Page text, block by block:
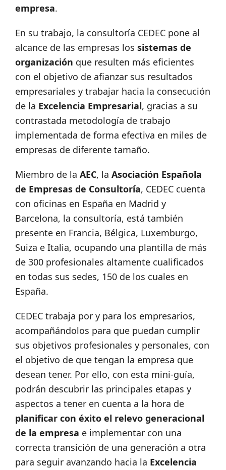
empresa.
En su trabajo, la consultoría CEDEC pone al
alcance de las empresas los sistemas de
organización que resulten más eficientes
con el objetivo de afianzar sus resultados
empresariales y trabajar hacia la consecución
de la Excelencia Empresarial, gracias a su
contrastada metodología de trabajo
implementada de forma efectiva en miles de
empresas de diferente tamaño.
Miembro de la AEC, la Asociación Española
de Empresas de Consultoría, CEDEC cuenta
con oficinas en España en Madrid y
Barcelona, la consultoría, está también
presente en Francia, Bélgica, Luxemburgo,
Suiza e Italia, ocupando una plantilla de más
de 300 profesionales altamente cualificados
en todas sus sedes, 150 de los cuales en
España.
CEDEC trabaja por y para los empresarios,
acompañándolos para que puedan cumplir
sus objetivos profesionales y personales, con
el objetivo de que tengan la empresa que
desean tener. Por ello, con esta mini-guía,
podrán descubrir las principales etapas y
aspectos a tener en cuenta a la hora de
planificar con éxito el relevo generacional
de la empresa e implementar con una
correcta transición de una generación a otra
para seguir avanzando hacia la Excelencia